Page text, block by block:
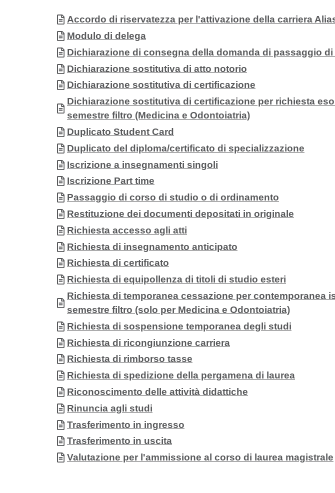
Contenuto
Allegati
Documento
Accordo di riservatezza per l'attivazione della carriera
Documento
Modulo di delega
Documento
Dichiarazione di consegna della domanda di passaggio
Documento
Dichiarazione sostitutiva di atto notorio
Documento
Dichiarazione sostitutiva di certificazione
Documento
Dichiarazione sostitutiva di certificazione per richiesta
semestre filtro (Medicina e Odontoiatria)
Documento
Duplicato Student Card
Documento
Duplicato del diploma/certificato di specializzazione
Documento
Iscrizione a insegnamenti singoli
Documento
Iscrizione Part time
Documento
Passaggio di corso di studio o di ordinamento
Documento
Restituzione dei documenti depositati in originale
Documento
Richiesta accesso agli atti
Documento
Richiesta di insegnamento anticipato
Documento
Richiesta di certificato
Documento
Richiesta di equipollenza di titoli di studio esteri
Documento
Richiesta di temporanea cessazione per contemporanea
semestre filtro (solo per Medicina e Odontoiatria)
Documento
Richiesta di sospensione temporanea degli studi
Documento
Richiesta di ricongiunzione carriera
Documento
Richiesta di rimborso tasse
Documento
Richiesta di spedizione della pergamena di laurea
Documento
Riconoscimento delle attività didattiche
Documento
Rinuncia agli studi
Documento
Trasferimento in ingresso
Documento
Trasferimento in uscita
Documento
Valutazione per l'ammissione al corso di laurea magistrale